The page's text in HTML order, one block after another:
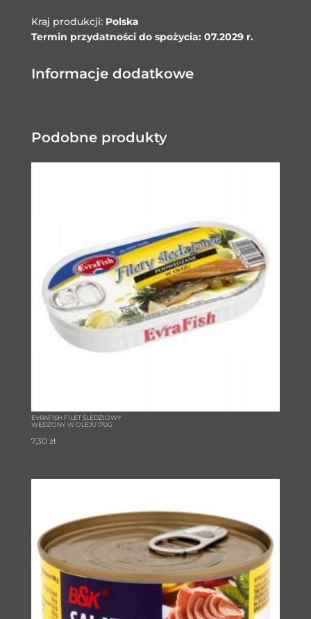
Kraj produkcji:Polska
Termin przydatności do spożycia: 07.2029 r.
Informacje dodatkowe
Podobne produkty
EVRAFISH FILET ŚLEDZIOWY
WĘDZONY W OLEJU 170G
7,30 zł